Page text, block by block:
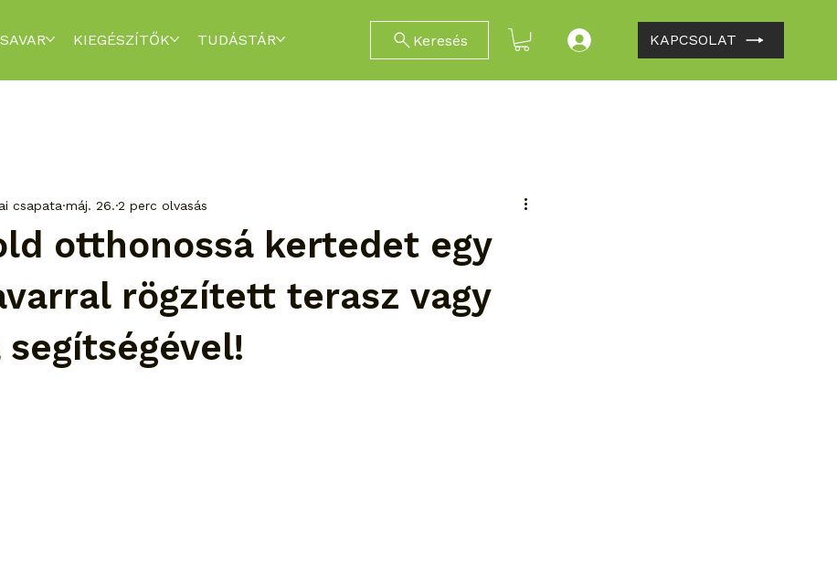
KIEGÉSZÍTŐK TUDÁSTÁR Keresés KAPCSOLAT
otthonossá kertedet egy
rögzített terasz vagy
segítségével!
csapata máj. 26. 2 perc olvasás